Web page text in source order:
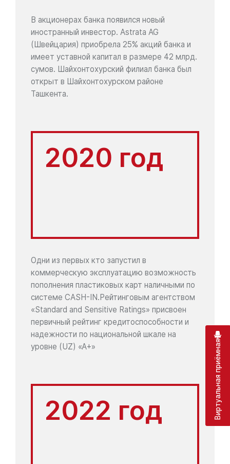
В акционерах банка появился новый
иностранный инвестор. Astrata AG
(Швейцария) приобрела 25% акций банка и
имеет уставной капитал в размере 42 млрд.
сумов. Шайхонтохурский филиал банка был
открыт в Шайхонтохурском районе
Ташкента.
2020 год
Одни из первых кто запустил в
коммерческую эксплуатацию возможность
пополнения пластиковых карт наличными по
системе CASH-IN.Рейтинговым агентством
«Standard and Sensitive Ratings» присвоен
первичный рейтинг кредитоспособности и
надежности по национальной шкале на
уровне (UZ) «А+»
2022 год Виртуальная приёмная